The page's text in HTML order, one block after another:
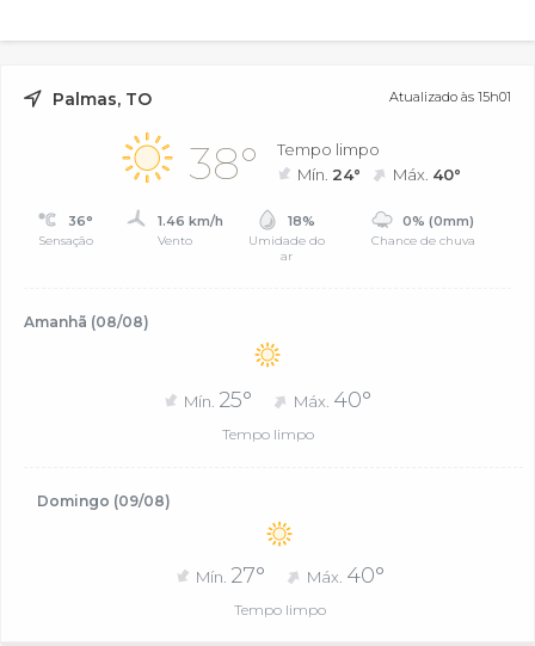
Palmas, TO Atualizado às 15h01
38°
Tempo limpo
Mín. 24° Máx. 40°
36°
Sensação
1.46 km/h
Vento
18%
Umidade do
ar
0% (0mm)
Chance de chuva
Amanhã (08/08)
Mín. 25° Máx. 40°
Tempo limpo
Domingo (09/08)
Mín. 27° Máx. 40°
Tempo limpo